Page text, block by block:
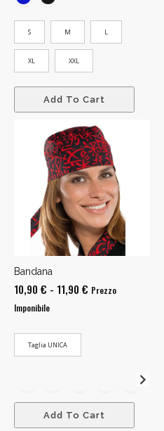
S M L
XL XXL
Add To Cart
Bandana
10,90 € - 11,90 € Fascia
Prezzo
Imponibile
Taglia UNICA
Add To Cart